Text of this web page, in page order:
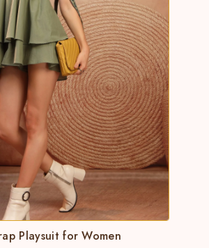
Playsuit for Women